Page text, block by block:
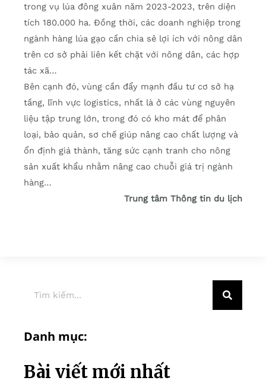
trong vụ lúa đông xuân năm 2023-2023, trên diện
tích 180.000 ha. Đồng thời, các doanh nghiệp trong
ngành hàng lúa gạo cần chia sẻ lợi ích với nông dân
trên cơ sở phải liên kết chặt với nông dân, các hợp
tác xã…
Bên cạnh đó, vùng cần đẩy mạnh đầu tư cơ sở hạ
tầng, lĩnh vực logistics, nhất là ở các vùng nguyên
liệu tập trung lớn, trong đó có kho mát để phân
loại, bảo quản, sơ chế giúp nâng cao chất lượng và
ổn định giá thành, tăng sức cạnh tranh cho nông
sản xuất khẩu nhằm nâng cao chuỗi giá trị ngành
hàng…
Trung tâm Thông tin du lịch
Danh mục:
Bài viết mới nhất